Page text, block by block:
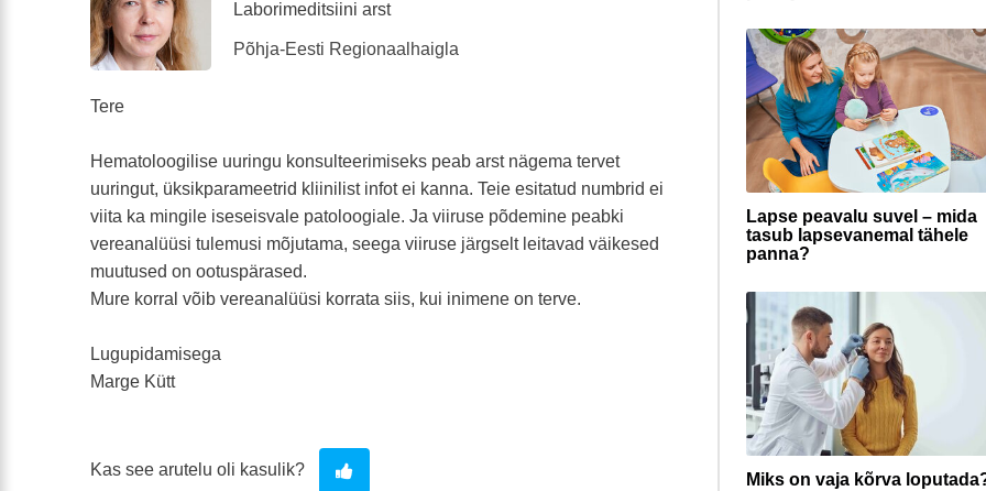
Lapse peavalu suvel – mida
tasub lapsevanemal tähele
panna?
Miks on vaja kõrva
Laborimeditsiini arst
Põhja-Eesti Regionaalhaigla
Tere
Hematoloogilise uuringu konsulteerimiseks peab arst nägema tervet
uuringut, üksikparameetrid kliinilist infot ei kanna. Teie esitatud numbrid ei
viita ka mingile iseseisvale patoloogiale. Ja viiruse põdemine peabki
vereanalüüsi tulemusi mõjutama, seega viiruse järgselt leitavad väikesed
muutused on ootuspärased.
Mure korral võib vereanalüüsi korrata siis, kui inimene on terve.
Lugupidamisega
Marge Kütt
Kas see arutelu oli kasulik?